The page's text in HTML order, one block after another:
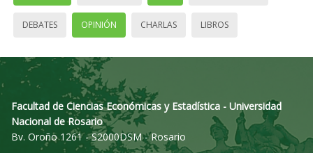
DEBATES OPINIÓN CHARLAS LIBROS
Facultad de Ciencias Económicas y Estadística - Universidad
Nacional de Rosario
Bv. Oroño 1261 - S2000DSM - Rosario